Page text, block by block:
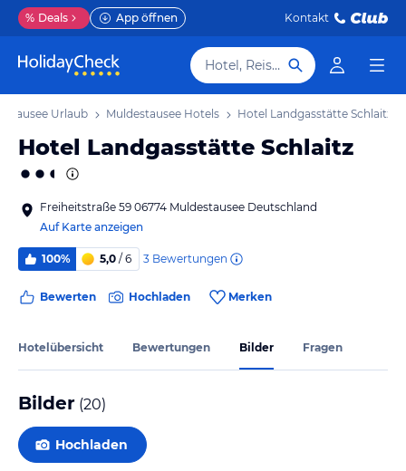
% Deals App öffnen Kontakt
Hotel, Reiseziel
Urlaub Muldestausee Hotels Hotel Landgasstätte Schlaitz
Hotel Landgasstätte Schlaitz
Freiheitstraße 59 06774 Muldestausee Deutschland
Auf Karte anzeigen
100% 5,0 / 6 3 Bewertungen
Bewerten Hochladen Merken
Hotelübersicht Bewertungen Bilder Fragen
Bilder (20)
Hochladen